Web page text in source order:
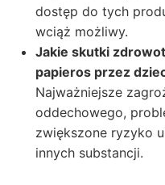
dostęp do tych
wciąż możliwy.
Jakie skutki
papieros przez
Najważniejsze
oddechowego,
zwiększone ryzyko
innych substancji.